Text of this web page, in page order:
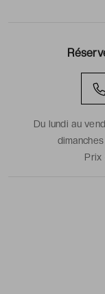
Du lundi au
Prix